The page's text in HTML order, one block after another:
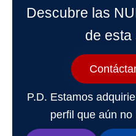
Descubre las
de esta
P.D. Estamos
perfil que aún